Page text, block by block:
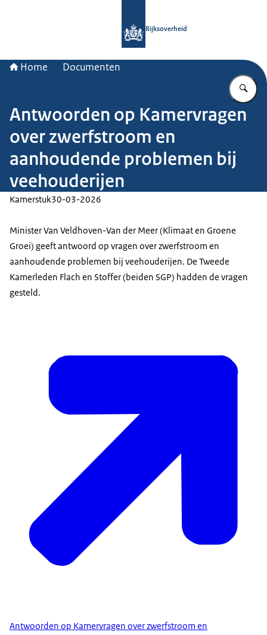
Rijksoverheid
Home Documenten
Antwoorden op Kamervragen
over zwerfstroom en
aanhoudende problemen bij
veehouderijen
Kamerstuk30-03-2026
Minister Van Veldhoven-Van der Meer (Klimaat en Groene
Groei) geeft antwoord op vragen over zwerfstroom en
aanhoudende problemen bij veehouderijen. De Tweede
Kamerleden Flach en Stoffer (beiden SGP) hadden de vragen
gesteld.
Antwoorden op Kamervragen over zwerfstroom en